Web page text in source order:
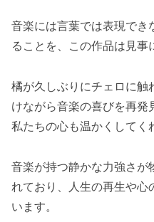
音楽には言葉では表現でき
ることを、この作品は見事
橘が久しぶりにチェロに触
けながら音楽の喜びを再発
私たちの心も温かくしてく
音楽が持つ静かな力強さが
れており、人生の再生や心
います。